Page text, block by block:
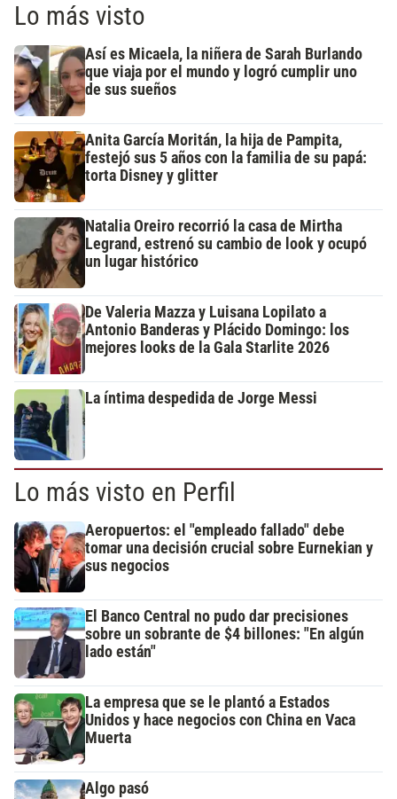
Lo más visto
Así es Micaela, la niñera de Sarah Burlando
que viaja por el mundo y logró cumplir uno
de sus sueños
Anita García Moritán, la hija de Pampita,
festejó sus 5 años con la familia de su papá:
torta Disney y glitter
Natalia Oreiro recorrió la casa de Mirtha
Legrand, estrenó su cambio de look y ocupó
un lugar histórico
De Valeria Mazza y Luisana Lopilato a
Antonio Banderas y Plácido Domingo: los
mejores looks de la Gala Starlite 2026
La íntima despedida de Jorge Messi
Lo más visto en Perfil
Aeropuertos: el "empleado fallado" debe
tomar una decisión crucial sobre Eurnekian y
sus negocios
El Banco Central no pudo dar precisiones
sobre un sobrante de $4 billones: "En algún
lado están"
La empresa que se le plantó a Estados
Unidos y hace negocios con China en Vaca
Muerta
Algo pasó